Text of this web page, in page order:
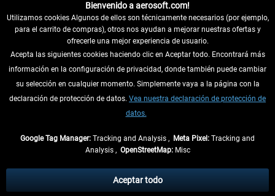
DESISTIR DEL CONTRATO
INFORMACIÓN
tasas de recepción si no se describe lo contrario
** De aplicación a envíos dentro de Alemania. Los plazos de envío para los
Bienvenido a aerosoft.com!
Utilizamos cookies Algunos de ellos son técnicamente necesarios (por ejemplo,
para el carrito de compras), otros nos ayudan a mejorar nuestras ofertas y
ofrecerle una mejor experiencia de usuario.
Acepta las siguientes cookies haciendo clic en Aceptar todo. Encontrará más
información en la configuración de privacidad, donde también puede cambiar
su selección en cualquier momento. Simplemente vaya a la página con la
declaración de protección de datos. Vea nuestra declaración de protección de
datos.
Google Tag Manager: Tracking and Analysis , Meta Pixel: Tracking and
Analysis , OpenStreetMap:Misc
Aceptar todo